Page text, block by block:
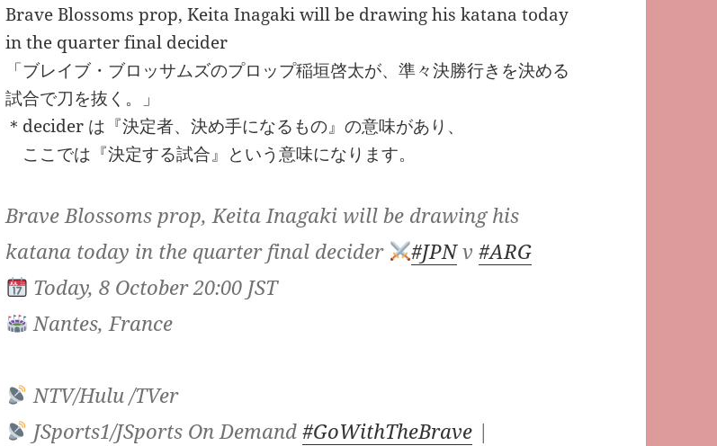
Brave Blossoms prop, Keita Inagaki will be drawing his katana today
in the quarter final decider
「ブレイブ・ブロッサムズのプロップ稲垣啓太が、準々決勝行きを決める
試合で刀を抜く。」
＊decider は『決定者、決め手になるもの』の意味があり、
ここでは『決定する試合』という意味になります。
Brave Blossoms prop, Keita Inagaki will be drawing his
katana today in the quarter final decider
#JPNv#ARG
Today, 8 October 20:00 JST
Nantes, France
NTV/Hulu /TVer
JSports1/JSports On Demand#GoWithTheBrave |